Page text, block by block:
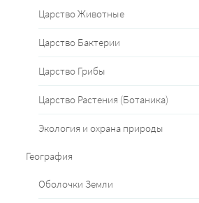
Царство Животные
Царство Бактерии
Царство Грибы
Царство Растения (Ботаника)
Экология и охрана природы
География
Оболочки Земли